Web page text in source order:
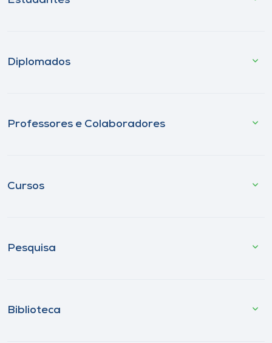
Diplomados
Professores e Colaboradores
Cursos
Pesquisa
Biblioteca